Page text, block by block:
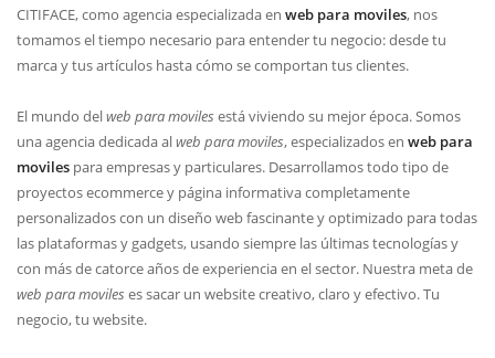
CITIFACE, como agencia especializada en web para moviles, nos
tomamos el tiempo necesario para entender tu negocio: desde tu
marca y tus artículos hasta cómo se comportan tus clientes.
El mundo delweb para moviles está viviendo su mejor época. Somos
una agencia dedicada alweb para moviles, especializados en web para
moviles para empresas y particulares. Desarrollamos todo tipo de
proyectos ecommerce y página informativa completamente
personalizados con un diseño web fascinante y optimizado para todas
las plataformas y gadgets, usando siempre las últimas tecnologías y
con más de catorce años de experiencia en el sector. Nuestra meta de
web para moviles es sacar un website creativo, claro y efectivo. Tu
negocio, tu website.